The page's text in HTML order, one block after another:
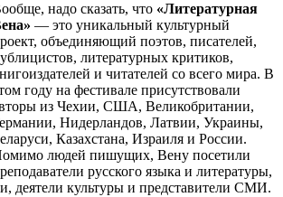
надо сказать, что «Литературная
— это уникальный культурный
объединяющий поэтов, писателей,
литературных критиков,
и читателей со всего мира. В
году на фестивале присутствовали
из Чехии, США, Великобритании,
Нидерландов, Латвии, Украины,
Казахстана, Израиля и России.
людей пишущих, Вену посетили
русского языка и литературы,
деятели культуры и представители СМИ.